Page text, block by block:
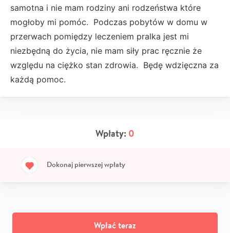
samotna i nie mam rodziny ani rodzeństwa które
mogłoby mi pomóc. Podczas pobytów w domu w
przerwach pomiędzy leczeniem pralka jest mi
niezbędną do życia, nie mam siły prac ręcznie że
względu na ciężko stan zdrowia. Będę wdzięczna za
każdą pomoc.
Wpłaty: 0
Dokonaj pierwszej wpłaty
Wpłać teraz